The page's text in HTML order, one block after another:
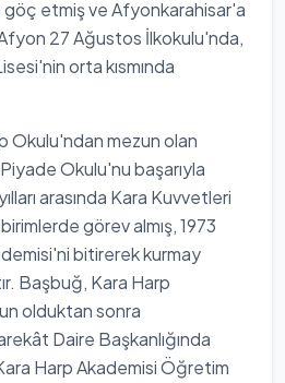
etmiş ve Afyonkarahisar'a
27 Ağustos İlkokulu'nda,
orta kısmında
Okulu'ndan mezun olan
Okulu'nu başarıyla
arasında Kara Kuvvetleri
görev almış, 1973
bitirerek kurmay
Başbuğ, Kara Harp
olduktan sonra
Daire Başkanlığında
Harp Akademisi Öğretim